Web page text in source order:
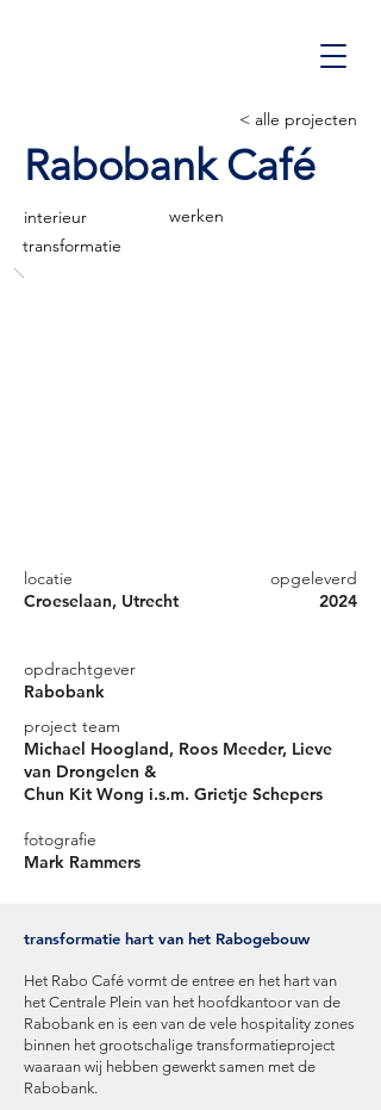
< alle projecten
Rabobank Café
interieur
werken
transformatie
locatie
Croeselaan, Utrecht
opdrachtgever
Rabobank
opgeleverd
2024
project team
Michael Hoogland, Roos Meeder, Lieve
van Drongelen &
Chun Kit Wong i.s.m. Grietje Schepers
fotografie
Mark Rammers
transformatie hart van het Rabogebouw
Het Rabo Café vormt de entree en het hart van
het Centrale Plein van het hoofdkantoor van de
Rabobank en is een van de vele hospitality zones
binnen het grootschalige transformatieproject
waaraan wij hebben gewerkt samen met de
Rabobank.